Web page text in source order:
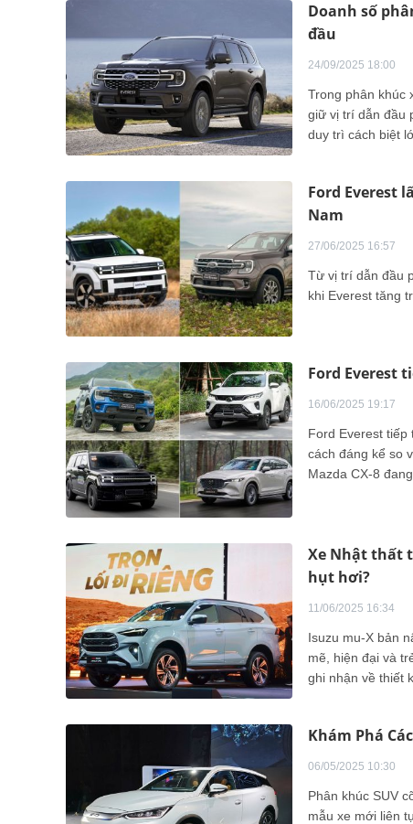
Doanh số
đầu
24/09/2025 18:00
Trong phân khúc
giữ vị trí dẫn đầu
duy trì cách biệt
Ford Everest
Nam
27/06/2025 16:57
Từ vị trí dẫn đầu
khi Everest tăng
Ford Everest
16/06/2025 19:17
Ford Everest tiếp
cách đáng kể so
Mazda CX-8
Xe Nhật thất
hụt hơi?
11/06/2025 16:34
Isuzu mu-X bản
mẽ, hiện đại và
ghi nhận về thiết
Khám Phá
06/05/2025 10:30
Phân khúc SUV
mẫu xe mới liên